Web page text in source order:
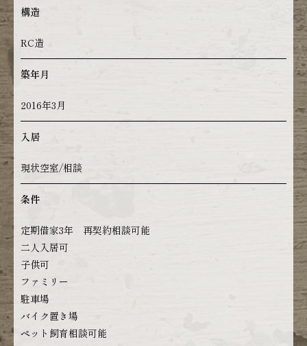
構造
RC造
築年月
2016年3月
入居
現状空室/相談
条件
定期借家3年 再契約相談可能
二人入居可
子供可
ファミリー
駐車場
バイク置き場
ペット飼育相談可能